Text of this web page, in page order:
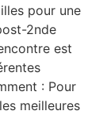
pour une
2nde
est
: Pour
meilleures